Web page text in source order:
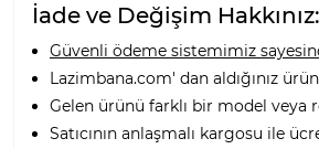
İade ve Değişim Hakkınız:
Güvenli ödeme sistemimiz
Lazimbana.com' dan aldığınız
Gelen ürünü farklı bir model veya
Satıcının anlaşmalı kargosu ile